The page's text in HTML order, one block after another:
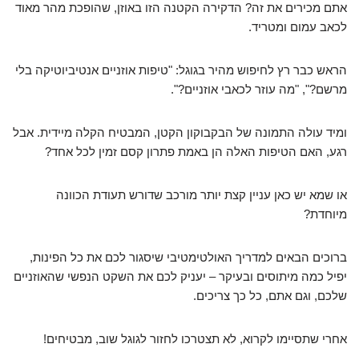
אתם מכירים את זה? הדקירה הקטנה הזו באוזן, שהופכת מהר מאוד
לכאב עמום ומטריד.
הראש כבר רץ לחיפוש מהיר בגוגל: "טיפות אוזניים אנטיביוטיקה בלי
מרשם?", "מה עוזר לכאבי אוזניים?".
ומיד עולה התמונה של הבקבוקון הקטן, המבטיח הקלה מיידית. אבל
רגע, האם הטיפות האלה הן באמת פתרון קסם זמין לכל אחד?
או שמא יש כאן עניין קצת יותר מורכב שדורש תעודת הכוונה
מיוחדת?
ברוכים הבאים למדריך האולטימטיבי שיסגור לכם את כל הפינות,
יפיל כמה מיתוסים ובעיקר – יעניק לכם את השקט הנפשי שהאוזניים
שלכם, וגם אתם, כל כך צריכים.
אחרי שתסיימו לקרוא, לא תצטרכו לחזור לגוגל שוב, מבטיחים!